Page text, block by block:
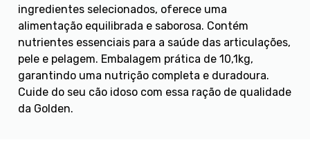
ingredientes selecionados, oferece uma
alimentação equilibrada e saborosa. Contém
nutrientes essenciais para a saúde das articulações,
pele e pelagem. Embalagem prática de 10,1kg,
garantindo uma nutrição completa e duradoura.
Cuide do seu cão idoso com essa ração de qualidade
da Golden.